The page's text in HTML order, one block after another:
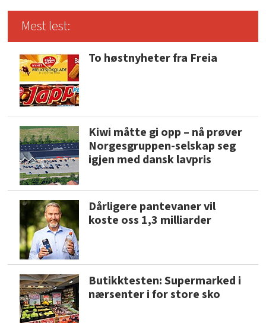
Mest lest:
To høstnyheter fra Freia
Kiwi måtte gi opp – nå prøver
Norgesgruppen-selskap seg
igjen med dansk lavpris
Dårligere pantevaner vil
koste oss 1,3 milliarder
Butikktesten: Supermarked i
nærsenter i for store sko